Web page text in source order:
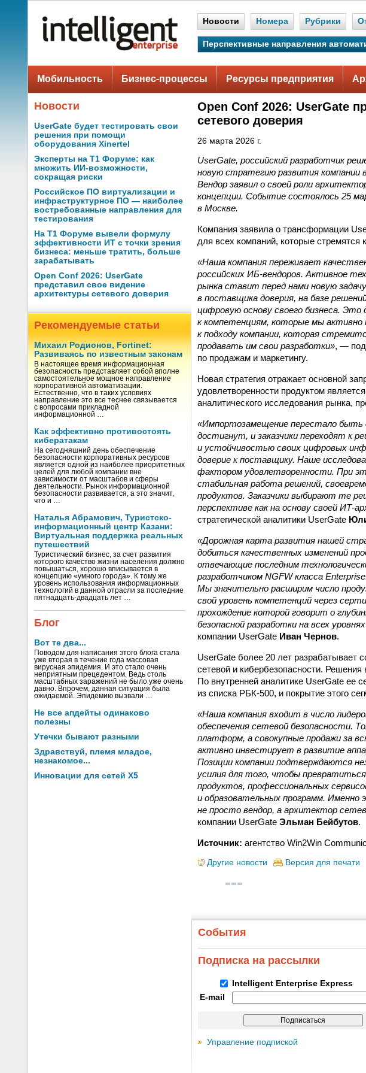
Новости Номера Рубрики
Перспективные направления
Мобильность Бизнес-процессы Ресурсы предприятия
Новости
UserGate будет тестировать свои
решения при помощи
оборудования Xinertel
Эксперты на Т1 Форуме: как
множить ИИ-возможности,
сокращая риски
Российское ПО виртуализации и
инфраструктурное ПО — наиболее
востребованные направления для
тестирования
На Т1 Форуме вывели формулу
эффективности ИТ с точки зрения
бизнеса: меньше тратить, больше
зарабатывать
Open Conf 2026: UserGate
представил свое видение
архитектуры сетевого доверия
Рекомендуемые статьи
Михаил Родионов, Fortinet:
Развиваясь по известным законам
В настоящее время информационная
безопасность представляет собой вполне
самостоятельное мощное направление
корпоративной автоматизации.
Естественно, что в таких условиях
направление это все теснее связывается
с вопросами прикладной
информационной …
Как эффективно противостоять
кибератакам
На сегодняшний день обеспечение
безопасности корпоративных ресурсов
является одной из наиболее приоритетных
целей для любой компании вне
зависимости от масштабов и сферы
деятельности. Рынок информационной
безопасности развивается, а это значит,
что и …
Наталья Абрамович, Туристско-
информационный центр Казани:
Виртуальная поддержка реальных
путешествий
Туристический бизнес, за счет развития
которого качество жизни населения должно
повышаться, хорошо вписывается в
концепцию «умного города». К тому же
уровень использования информационных
технологий в данной отрасли за последние
пятнадцать-двадцать лет …
Блог
Вот те два...
Поводом для написания этого блога стала
уже вторая в течение года массовая
вирусная эпидемия. И это стало очень
неприятным прецедентом. Ведь столь
масштабных заражений не было уже очень
давно. Впрочем, данная ситуация была
ожидаемой. Эпидемию вызвали …
Не все апдейты одинаково
полезны
Утечки бывают разными
Здравствуй, племя младое,
незнакомое...
Инновации для сетей X5
Open Conf 2026: UserGate
сетевого доверия
26 марта 2026 г.
UserGate, российский разработчик
новую стратегию развития компании
Вендор заявил о своей роли
концепции. Событие состоялось 25
в Москве.
Компания заявила о трансформации
для всех компаний, которые
«Наша компания переживает
российских ИБ-вендоров. Активное
рынка ставит перед нами новую
в поставщика доверия, на базе
цифровую основу своего бизнеса.
к компетенциям, которые мы
к подходу компании, которая
продавать им свои разработки», —
по продажам и маркетингу.
Новая стратегия отражает основной
удовлетворенности продуктом
аналитического исследования рынка,
«Импортозамещение перестало быть
достигнут, и заказчики переходят к
и устойчивостью своих цифровых
доверие к поставщику. Наше
фактором удовлетворенности. При
стабильная работа решений,
продуктов. Заказчики выбирают те
перспективе как на основу своей ИТ-
стратегической аналитики UserGate
«Дорожная карта развития нашей
добиться качественных изменений
отвечающие последним
разработчиком NGFW класса
Мы значительно расширим число
свой уровень компетенций через
прохождение которой говорит о
безопасной разработки на всех
компании UserGate Иван Чернов.
UserGate более 20 лет разрабатывает
сетевой и кибербезопасности.
По внутренней аналитике UserGate ее
из списка РБК-500, и покрытие этого
«Наша компания входит в число
обеспечения сетевой безопасности.
платформ, а совокупные продажи за
активно инвестирует в развитие
Позиции компании подтверждаются
усилия для того, чтобы
продуктов, профессиональных
и образовательных программ.
не просто вендор, а архитектор
компании UserGate Эльман Бейбутов.
Источник: агентство Win2Win
Другие новости Версия для печати
События
Подписка на рассылки
Intelligent Enterprise Express
E-mail
Управление подпиской